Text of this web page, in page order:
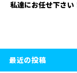
私達にお任せ下さい
最近の投稿